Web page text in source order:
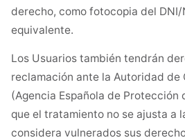
derecho, como fotocopia del DNI/
equivalente.
Los Usuarios también tendrán
reclamación ante la Autoridad de
(Agencia Española de Protección
que el tratamiento no se ajusta a
considera vulnerados sus